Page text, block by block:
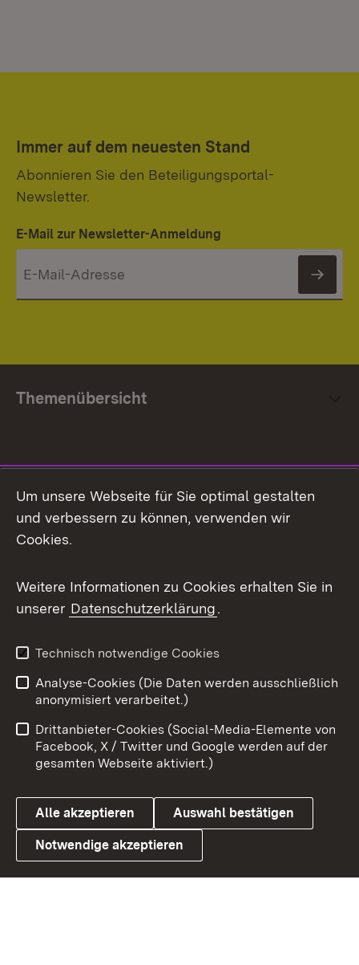
Immer auf dem neuesten Stand
Abonnieren Sie den Beteiligungsportal-
Newsletter.
E-Mail zur Newsletter-Anmeldung
Themenübersicht
Facebook
X / Twitter
Youtube
Link zum Landesportal
Impressum
Kontakt
Barrierefreiheit
Datenschutz
Cookies
Um unsere Webseite für Sie optimal gestalten
und verbessern zu können, verwenden wir
Cookies.
Weitere Informationen zu Cookies erhalten Sie in
unserer Datenschutzerklärung.
Technisch notwendige Cookies
Analyse-Cookies (Die Daten werden ausschließlich
anonymisiert verarbeitet.)
Drittanbieter-Cookies (Social-Media-Elemente von
Facebook, X / Twitter und Google werden auf der
gesamten Webseite aktiviert.)
Alle akzeptieren Auswahl bestätigen
Notwendige akzeptieren